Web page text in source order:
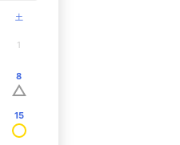
土
1
8
15